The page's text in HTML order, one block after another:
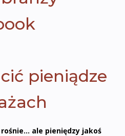
pieniądze
ale pieniędzy jakoś